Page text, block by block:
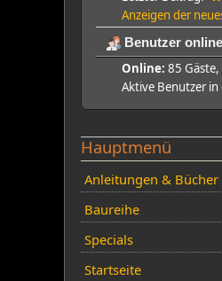
Anzeigen der
Benutzer online
Online: 85
Aktive Benutzer
Hauptmenü
Anleitungen & Bücher
Baureihe
Specials
Startseite